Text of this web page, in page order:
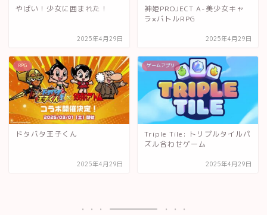
やばい！少女に囲まれた！
2025年4月29日
神姫PROJECT A-美少女キャ
ラ×バトルRPG
2025年4月29日
RPG
ドタバタ王子くん
2025年4月29日
ゲームアプリ
Triple Tile: トリプルタイルパ
ズル合わせゲーム
2025年4月29日